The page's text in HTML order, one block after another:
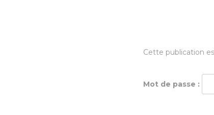
Cette publication
Mot de passe :